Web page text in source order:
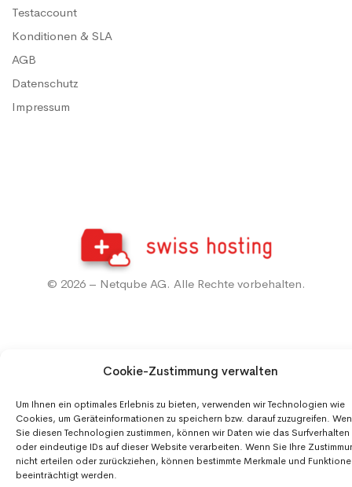
Cookie-Zustimmung verwalten
Um Ihnen ein optimales Erlebnis zu bieten, verwenden wir Technologien wie
Cookies, um Geräteinformationen zu speichern bzw. darauf zuzugreifen.
Sie diesen Technologien zustimmen, können wir Daten wie das Surfverhalten
oder eindeutige IDs auf dieser Website verarbeiten. Wenn Sie Ihre
nicht erteilen oder zurückziehen, können bestimmte Merkmale und
beeinträchtigt werden.
Testaccount
Konditionen & SLA
AGB
Datenschutz
Impressum
© 2026 – Netqube AG. Alle Rechte vorbehalten.